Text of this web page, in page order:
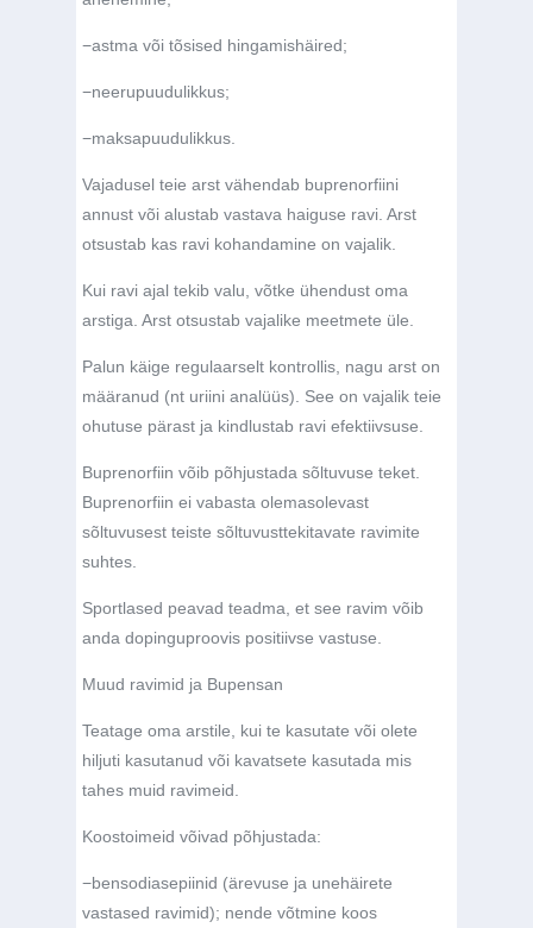
−astma või tõsised hingamishäired;
−neerupuudulikkus;
−maksapuudulikkus.
Vajadusel teie arst vähendab buprenorfiini
annust või alustab vastava haiguse ravi. Arst
otsustab kas ravi kohandamine on vajalik.
Kui ravi ajal tekib valu, võtke ühendust oma
arstiga. Arst otsustab vajalike meetmete üle.
Palun käige regulaarselt kontrollis, nagu arst on
määranud (nt uriini analüüs). See on vajalik teie
ohutuse pärast ja kindlustab ravi efektiivsuse.
Buprenorfiin võib põhjustada sõltuvuse teket.
Buprenorfiin ei vabasta olemasolevast
sõltuvusest teiste sõltuvusttekitavate ravimite
suhtes.
Sportlased peavad teadma, et see ravim võib
anda dopinguproovis positiivse vastuse.
Muud ravimid ja Bupensan
Teatage oma arstile, kui te kasutate või olete
hiljuti kasutanud või kavatsete kasutada mis
tahes muid ravimeid.
Koostoimeid võivad põhjustada:
−bensodiasepiinid (ärevuse ja unehäirete
vastased ravimid); nende võtmine koos